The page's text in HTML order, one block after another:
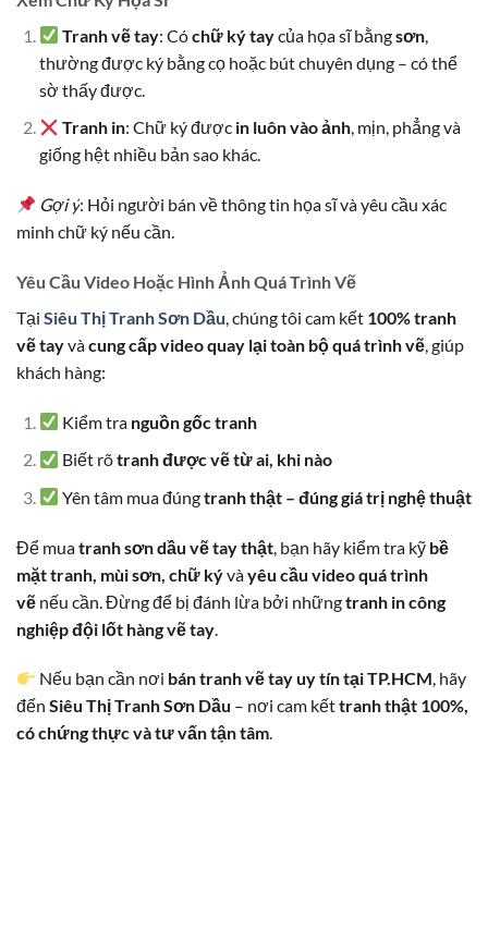
Tranh vẽ tay: Cóchữ ký taycủa họa sĩ bằngsơn
thường được ký bằng cọ hoặc bút chuyên dụng – có thể
sờ thấy được.
Tranh in: Chữ ký được in luôn vào ảnh, mịn, phẳng và
giống hệt nhiều bản sao khác.
Gợi ý: Hỏi người bán về thông tin họa sĩ và yêu cầu xác
minh chữ ký nếu cần.
Yêu Cầu Video Hoặc Hình Ảnh Quá Trình Vẽ
Tại Siêu Thị Tranh Sơn Dầu , chúng tôi cam kết 100% tranh
vẽ tayvàcung cấp video quay lại toàn bộ quá trình vẽ , giúp
khách hàng:
Kiểm tra nguồn gốc tranh
Biết rõtranh được vẽ từ ai, khi nào
Yên tâm mua đúngtranh thật – đúng giá trị nghệ thuật
Để muatranh sơn dầu vẽ tay thật , bạn hãy kiểm tra kỹ bề
mặt tranh, mùi sơn, chữ kývàyêu cầu video quá trình
vẽ nếu cần. Đừng để bị đánh lừa bởi nhữngtranh in công
nghiệp đội lốt hàng vẽ tay
Nếu bạn cần nơi bán tranh vẽ tay uy tín tại TP.HCM, hãy
đến Siêu Thị Tranh Sơn Dầu – nơi cam kếttranh thật 100%,
có chứng thực và tư vấn tận tâm.